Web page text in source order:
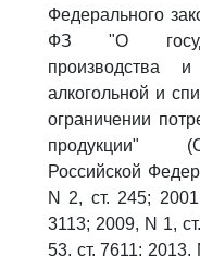
Федерального
ФЗ "О
производства
алкогольной и
ограничении
продукции"
Российской
N 2, ст. 245;
3113; 2009, N 1,
53, ст. 7611; 2013,